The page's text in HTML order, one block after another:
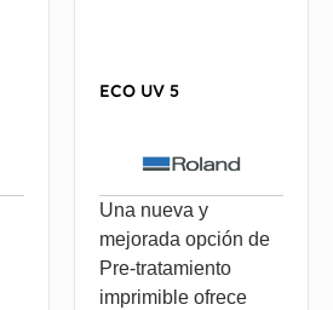
ECO UV 5
Una nueva y
mejorada opción de
Pre-tratamiento
imprimible ofrece